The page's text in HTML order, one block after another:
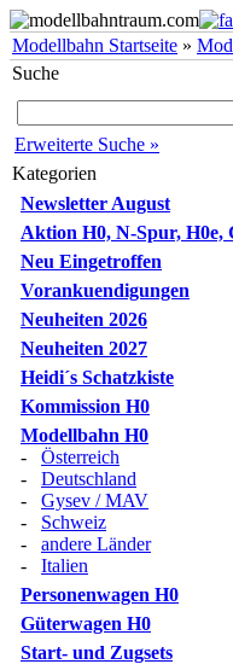
Modellbahn Startseite »
Suche
Erweiterte Suche »
Kategorien
Newsletter August
Aktion H0, N-Spur, H0e,
Neu Eingetroffen
Vorankuendigungen
Neuheiten 2026
Neuheiten 2027
Heidi´s Schatzkiste
Kommission H0
Modellbahn H0
- Österreich
- Deutschland
- Gysev / MAV
- Schweiz
- andere Länder
- Italien
Personenwagen H0
Güterwagen H0
Start- und Zugsets